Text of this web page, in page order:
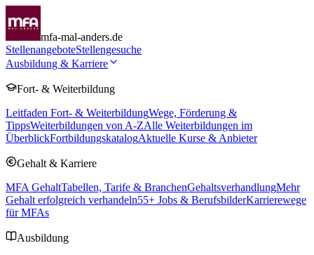
mfa-mal-anders.de
StellenangeboteStellengesuche
Ausbildung & Karriere
Fort- & Weiterbildung
Leitfaden Fort- & WeiterbildungWege, Förderung &
TippsWeiterbildungen von A-ZAlle Weiterbildungen im
ÜberblickFortbildungskatalogAktuelle Kurse & Anbieter
Gehalt & Karriere
MFA GehaltTabellen, Tarife & BranchenGehaltsverhandlungMehr
Gehalt erfolgreich verhandeln55+ Jobs & BerufsbilderKarrierewege
für MFAs
Ausbildung